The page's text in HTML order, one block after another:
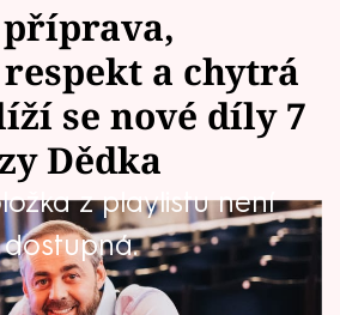
a chytrá
se nové díly 7
Dědka
z playlistu není
dostupná.
let se oblíbená talkshow
zařadila k rodinnému
a stala se její